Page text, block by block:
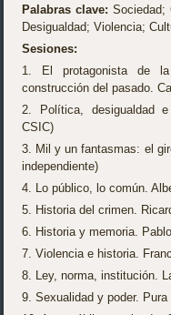
Palabras clave: Sociedad;
Desigualdad; Violencia;
Sesiones:
1. El protagonista de
construcción del pasado.
2. Política, desigualdad
CSIC)
3. Mil y un fantasmas: el
independiente)
4. Lo público, lo común.
5. Historia del crimen.
6. Historia y memoria.
7. Violencia e historia.
8. Ley, norma, institución.
9. Sexualidad y poder.